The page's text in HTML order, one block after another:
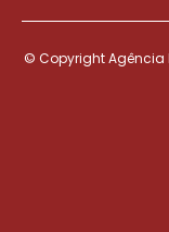
© Copyright Agência